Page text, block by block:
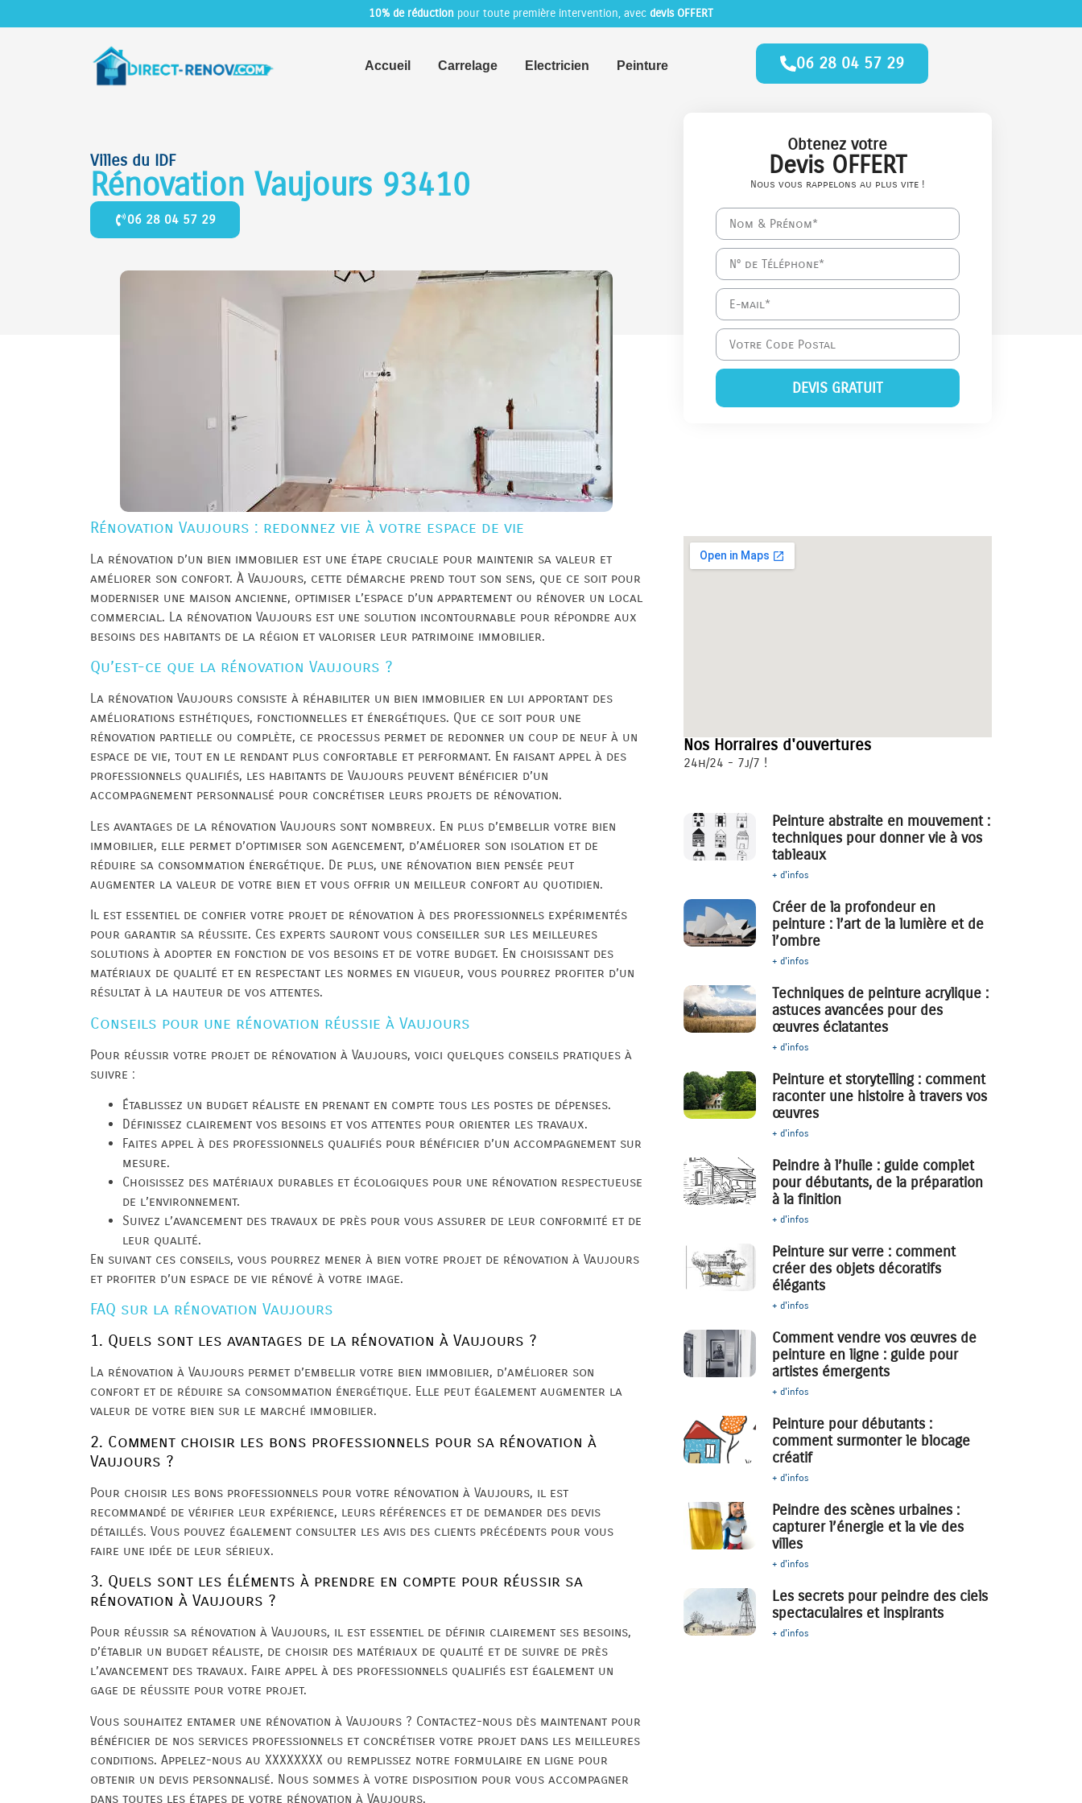
10% de réduction pour toute première intervention, avec devis OFFERT
Accueil Carrelage Electricien Peinture 06 28 04 57 29
Villes du IDF
Rénovation Vaujours 93410
06 28 04 57 29
Obtenez votre
Devis OFFERT
Nous vous rappelons au plus vite !
DEVIS GRATUIT
Rénovation Vaujours : redonnez vie à votre espace de vie
La rénovation d’un bien immobilier est une étape cruciale pour maintenir sa valeur et
améliorer son confort. À Vaujours, cette démarche prend tout son sens, que ce soit pour
moderniser une maison ancienne, optimiser l’espace d’un appartement ou rénover un local
commercial. La rénovation Vaujours est une solution incontournable pour répondre aux
besoins des habitants de la région et valoriser leur patrimoine immobilier.
Qu’est-ce que la rénovation Vaujours ?
La rénovation Vaujours consiste à réhabiliter un bien immobilier en lui apportant des
améliorations esthétiques, fonctionnelles et énergétiques. Que ce soit pour une
rénovation partielle ou complète, ce processus permet de redonner un coup de neuf à un
espace de vie, tout en le rendant plus confortable et performant. En faisant appel à des
professionnels qualifiés, les habitants de Vaujours peuvent bénéficier d’un
accompagnement personnalisé pour concrétiser leurs projets de rénovation.
Les avantages de la rénovation Vaujours sont nombreux. En plus d’embellir votre bien
immobilier, elle permet d’optimiser son agencement, d’améliorer son isolation et de
réduire sa consommation énergétique. De plus, une rénovation bien pensée peut
augmenter la valeur de votre bien et vous offrir un meilleur confort au quotidien.
Il est essentiel de confier votre projet de rénovation à des professionnels expérimentés
pour garantir sa réussite. Ces experts sauront vous conseiller sur les meilleures
solutions à adopter en fonction de vos besoins et de votre budget. En choisissant des
matériaux de qualité et en respectant les normes en vigueur, vous pourrez profiter d’un
résultat à la hauteur de vos attentes.
Conseils pour une rénovation réussie à Vaujours
Pour réussir votre projet de rénovation à Vaujours, voici quelques conseils pratiques à
suivre :
Établissez un budget réaliste en prenant en compte tous les postes de dépenses.
Définissez clairement vos besoins et vos attentes pour orienter les travaux.
Faites appel à des professionnels qualifiés pour bénéficier d’un accompagnement sur
mesure.
Choisissez des matériaux durables et écologiques pour une rénovation respectueuse
de l’environnement.
Suivez l’avancement des travaux de près pour vous assurer de leur conformité et de
leur qualité.
En suivant ces conseils, vous pourrez mener à bien votre projet de rénovation à Vaujours
et profiter d’un espace de vie rénové à votre image.
FAQ sur la rénovation Vaujours
1. Quels sont les avantages de la rénovation à Vaujours ?
La rénovation à Vaujours permet d’embellir votre bien immobilier, d’améliorer son
confort et de réduire sa consommation énergétique. Elle peut également augmenter la
valeur de votre bien sur le marché immobilier.
2. Comment choisir les bons professionnels pour sa rénovation à
Vaujours ?
Pour choisir les bons professionnels pour votre rénovation à Vaujours, il est
recommandé de vérifier leur expérience, leurs références et de demander des devis
détaillés. Vous pouvez également consulter les avis des clients précédents pour vous
faire une idée de leur sérieux.
3. Quels sont les éléments à prendre en compte pour réussir sa
rénovation à Vaujours ?
Pour réussir sa rénovation à Vaujours, il est essentiel de définir clairement ses besoins,
d’établir un budget réaliste, de choisir des matériaux de qualité et de suivre de près
l’avancement des travaux. Faire appel à des professionnels qualifiés est également un
gage de réussite pour votre projet.
Vous souhaitez entamer une rénovation à Vaujours ? Contactez-nous dès maintenant pour
bénéficier de nos services professionnels et concrétiser votre projet dans les meilleures
conditions. Appelez-nous au XXXXXXXX ou remplissez notre formulaire en ligne pour
obtenir un devis personnalisé. Nous sommes à votre disposition pour vous accompagner
dans toutes les étapes de votre rénovation à Vaujours.
Nos Horraires d'ouvertures
24h/24 - 7j/7 !
Peinture abstraite en mouvement :
techniques pour donner vie à vos
tableaux
+ d'infos
Créer de la profondeur en
peinture : l’art de la lumière et de
l’ombre
+ d'infos
Techniques de peinture acrylique :
astuces avancées pour des
œuvres éclatantes
+ d'infos
Peinture et storytelling : comment
raconter une histoire à travers vos
œuvres
+ d'infos
Peindre à l’huile : guide complet
pour débutants, de la préparation
à la finition
+ d'infos
Peinture sur verre : comment
créer des objets décoratifs
élégants
+ d'infos
Comment vendre vos œuvres de
peinture en ligne : guide pour
artistes émergents
+ d'infos
Peinture pour débutants :
comment surmonter le blocage
créatif
+ d'infos
Peindre des scènes urbaines :
capturer l’énergie et la vie des
villes
+ d'infos
Les secrets pour peindre des ciels
spectaculaires et inspirants
+ d'infos